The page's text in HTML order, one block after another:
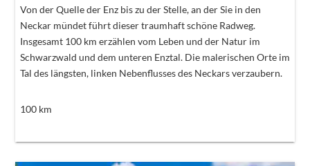
Von der Quelle der Enz bis zu der Stelle, an der Sie in den
Neckar mündet führt dieser traumhaft schöne Radweg.
Insgesamt 100 km erzählen vom Leben und der Natur im
Schwarzwald und dem unteren Enztal. Die malerischen Orte im
Tal des längsten, linken Nebenflusses des Neckars verzaubern.
100km